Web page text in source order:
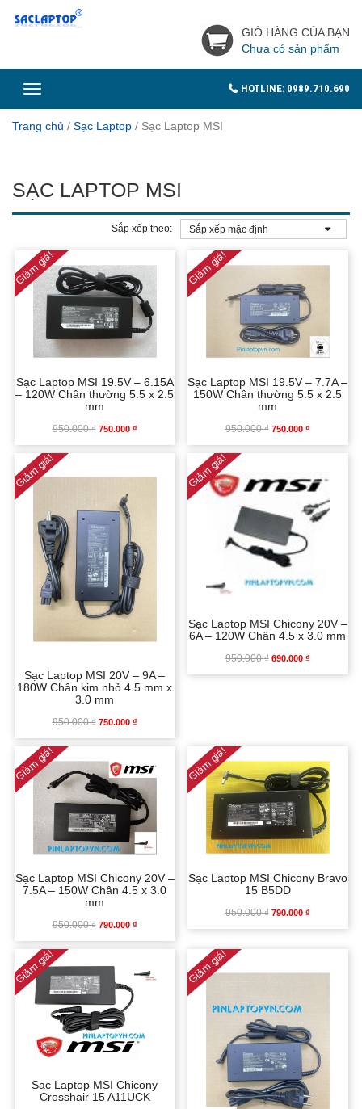
GIỎ HÀNG CỦA BẠN
Chưa có sản phẩm
Toggle
HOTLINE: 0989.710.690
Trang chủ / Sạc Laptop / Sạc Laptop MSI
SẠC LAPTOP MSI
Sắp xếp theo:
Giảm giá!
Sạc Laptop MSI 19.5V – 6.15A
– 120W Chân thường 5.5 x 2.5
mm
950.000₫ GIÁ
950.000 ₫.
750.000 ₫GIÁ
750.000 ₫.
Giảm giá!
Sạc Laptop MSI 19.5V – 7.7A –
150W Chân thường 5.5 x 2.5
mm
950.000₫ GIÁ
LÀ:
950.000 ₫.
750.000 ₫GIÁ
TẠI
LÀ:
Giảm giá!
Sạc Laptop MSI 20V – 9A –
180W Chân kim nhỏ 4.5 mm x
3.0 mm
950.000₫ GIÁ
LÀ:
950.000 ₫.
750.000 ₫GIÁ
TẠI
LÀ:
750.000 ₫.
Giảm giá!
Sạc Laptop MSI Chicony 20V –
6A – 120W Chân 4.5 x 3.0 mm
950.000₫ GIÁ
690.000 ₫GIÁ
690.000 ₫.
Giảm giá!
Sạc Laptop MSI Chicony 20V –
7.5A – 150W Chân 4.5 x 3.0
mm
950.000₫ GIÁ
LÀ:
950.000 ₫.
790.000 ₫GIÁ
Giảm giá!
Sạc Laptop MSI Chicony Bravo
15 B5DD
950.000₫ GIÁ
LÀ:
950.000 ₫.
790.000 ₫GIÁ
TẠI
790.000 ₫.
Giảm giá!
Sạc Laptop MSI Chicony
Crosshair 15 A11UCK
Giảm giá!